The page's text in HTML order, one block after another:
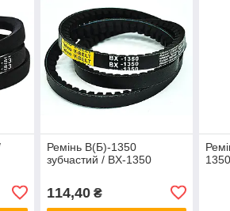
Ремінь В(Б)-1350
зубчастий / BX-1350
114,40₴